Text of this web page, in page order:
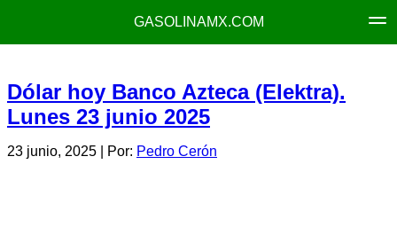
GASOLINAMX.COM
Dólar hoy Banco Azteca (Elektra).
Lunes 23 junio 2025
23 junio, 2025 | Por: Pedro Cerón